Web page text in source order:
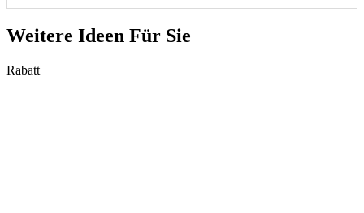
Weitere Ideen Für Sie
Rabatt